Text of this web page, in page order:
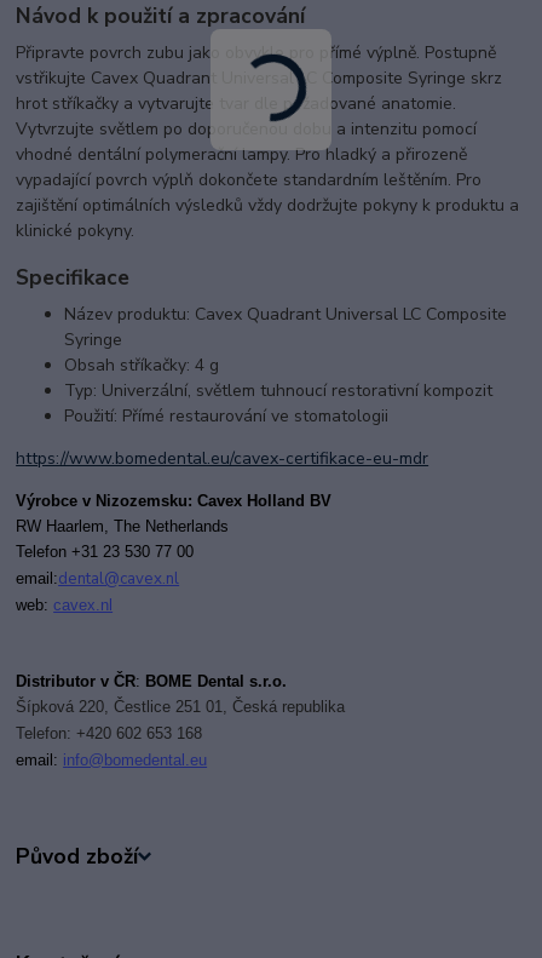
Návod k použití a zpracování
Připravte povrch zubu jako obvykle pro přímé výplně. Postupně
vstřikujte Cavex Quadrant Universal LC Composite Syringe skrz
hrot stříkačky a vytvarujte tvar dle požadované anatomie.
Vytvrzujte světlem po doporučenou dobu a intenzitu pomocí
vhodné dentální polymerační lampy. Pro hladký a přirozeně
vypadající povrch výplň dokončete standardním leštěním. Pro
zajištění optimálních výsledků vždy dodržujte pokyny k produktu a
klinické pokyny.
Specifikace
Název produktu: Cavex Quadrant Universal LC Composite
Syringe
Obsah stříkačky: 4 g
Typ: Univerzální, světlem tuhnoucí restorativní kompozit
Použití: Přímé restaurování ve stomatologii
https://www.bomedental.eu/cavex-certifikace-eu-mdr
Výrobce v Nizozemsku: Cavex Holland BV
RW Haarlem,The Netherlands
Telefon +31 23 530 77 00
email:dental@cavex.nl
web:cavex.nl
Distributor v ČR: BOME Dental s.r.o.
Šípková 220, Čestlice 251 01, Česká republika
Telefon: +420 602 653 168
email: info@bomedental.eu
Původ zboží